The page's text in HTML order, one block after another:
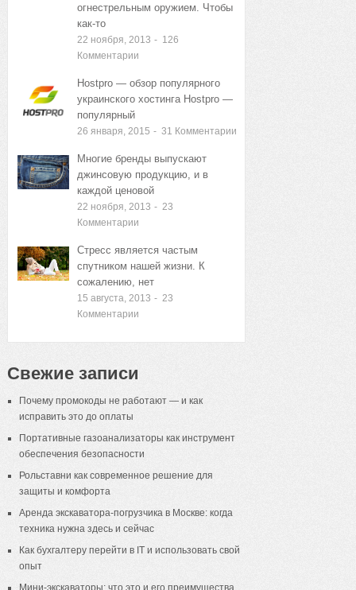
огнестрельным оружием. Чтобы
как-то
22 ноября, 2013 - 126
Комментарии
Hostpro — обзор популярного
украинского хостинга Hostpro —
популярный
26 января, 2015 - 31 Комментарии
Многие бренды выпускают
джинсовую продукцию, и в
каждой ценовой
22 ноября, 2013 - 23
Комментарии
Стресс является частым
спутником нашей жизни. К
сожалению, нет
15 августа, 2013 - 23
Комментарии
Свежие записи
Почему промокоды не работают — и как
исправить это до оплаты
Портативные газоанализаторы как инструмент
обеспечения безопасности
Рольставни как современное решение для
защиты и комфорта
Аренда экскаватора-погрузчика в Москве: когда
техника нужна здесь и сейчас
Как бухгалтеру перейти в IT и использовать свой
опыт
Мини-экскаваторы: что это и его преимущества